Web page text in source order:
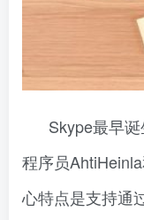
Skype最早
程序员
心特点是支持通